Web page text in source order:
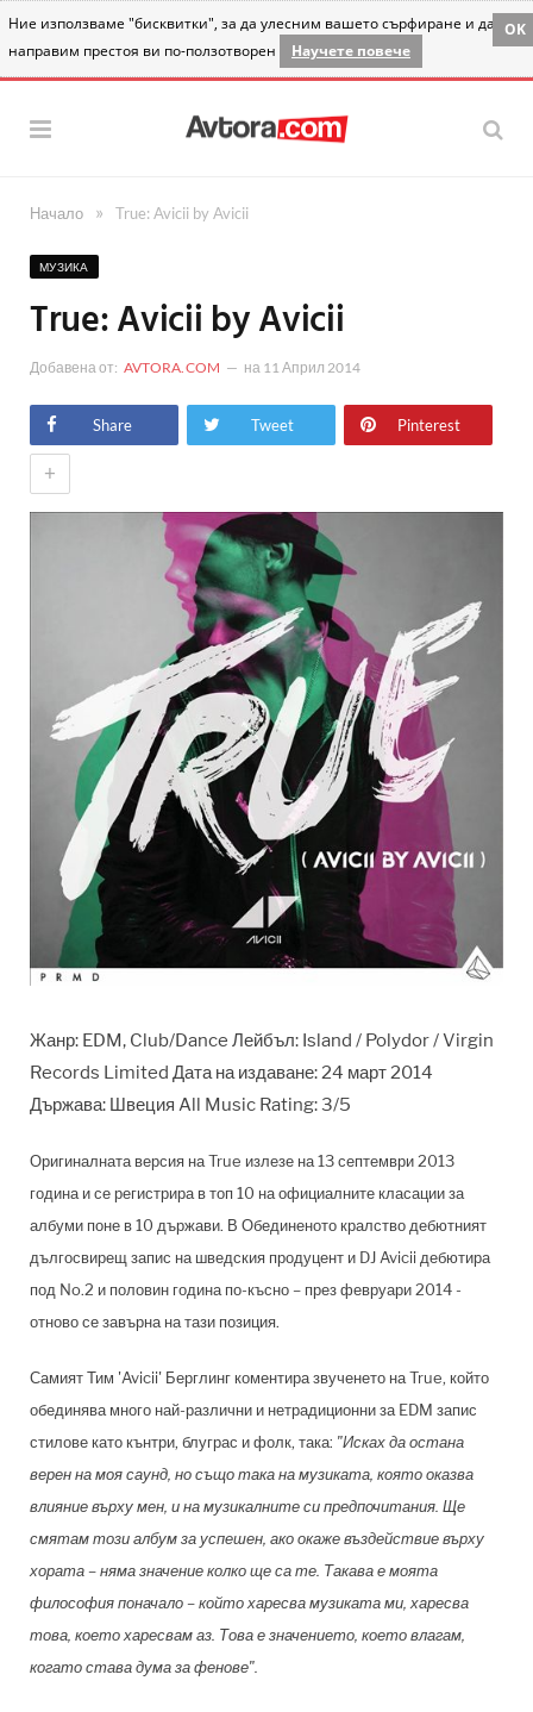
Ние използваме "бисквитки", за да улесним вашето сърфиране и да
направим престоя ви по-ползотворен
Научете повече
OK
Начало » True: Avicii by Avicii
МУЗИКА
True: Avicii by Avicii
Добавена от: AVTORA.COM на 11 Април 2014
Share Tweet Pinterest
+
Жанр: EDM, Club/Dance Лейбъл: Island / Polydor / Virgin
Records Limited Дата на издаване: 24 март 2014
Държава: Швеция All Music Rating: 3/5
Оригиналната версия на True излезе на 13 септември 2013
година и се регистрира в топ 10 на официалните класации за
албуми поне в 10 държави. В Обединеното кралство дебютният
дългосвирещ запис на шведския продуцент и DJ Avicii дебютира
под No.2 и половин година по-късно – през февруари 2014 -
отново се завърна на тази позиция.
Самият Тим 'Avicii' Берглинг коментира звученето на True, който
обединява много най-различни и нетрадиционни за EDM запис
стилове като кънтри, блуграс и фолк, така: "Исках да остана
верен на моя саунд, но също така на музиката, която оказва
влияние върху мен, и на музикалните си предпочитания. Ще
смятам този албум за успешен, ако окаже въздействие върху
хората – няма значение колко ще са те. Такава е моята
философия поначало – който харесва музиката ми, харесва
това, което харесвам аз. Това е значението, което влагам,
когато става дума за фенове".